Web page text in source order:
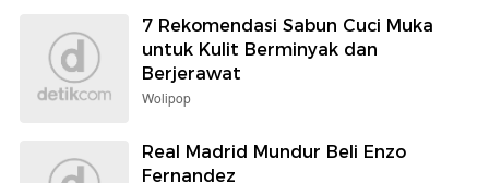
7 Rekomendasi Sabun Cuci Muka
untuk Kulit Berminyak dan
Berjerawat
Wolipop
Real Madrid Mundur Beli Enzo
Fernandez